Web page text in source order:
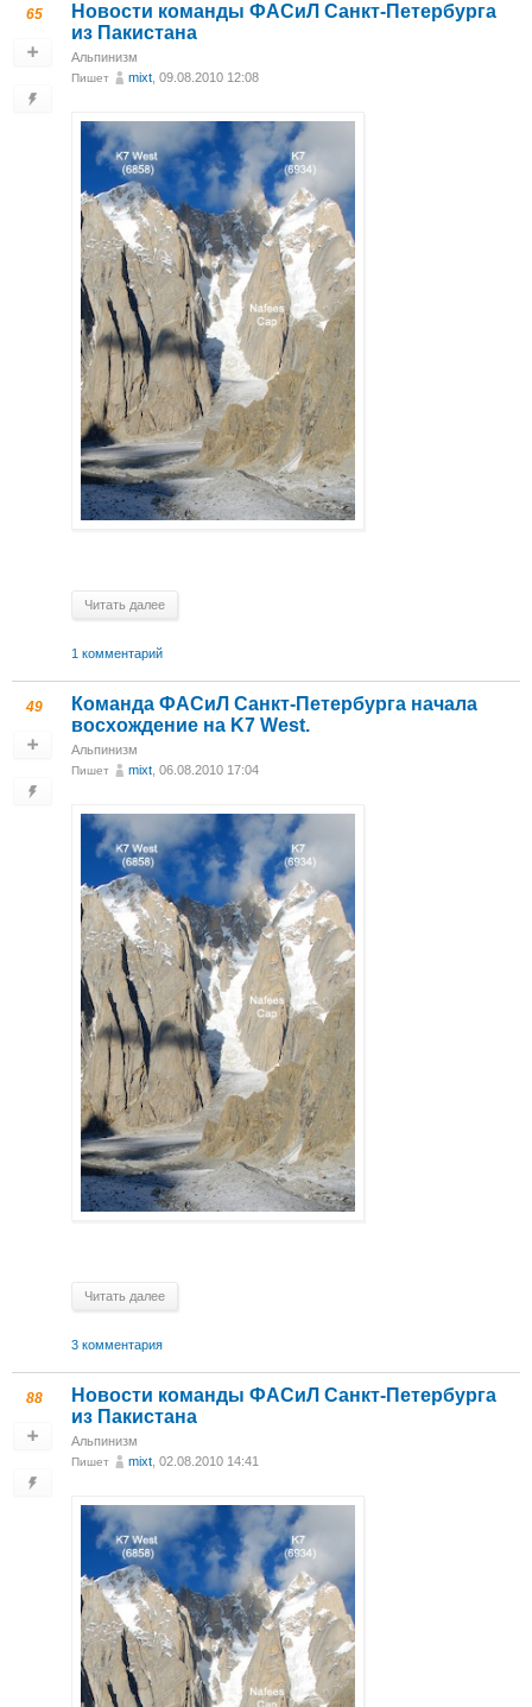
65
Новости команды ФАСиЛ Санкт-Петербурга
из Пакистана
Альпинизм
Пишет mixt, 09.08.2010 12:08
Читать далее
1 комментарий
49
Команда ФАСиЛ Санкт-Петербурга начала
восхождение на K7 West.
Альпинизм
Пишет mixt , 06.08.2010 17:04
Читать далее
3 комментария
88
Новости команды ФАСиЛ Санкт-Петербурга
из Пакистана
Альпинизм
Пишет mixt , 02.08.2010 14:41